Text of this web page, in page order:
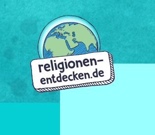
Direkt